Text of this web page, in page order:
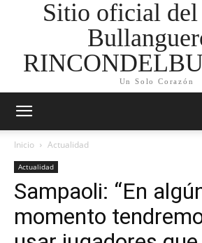
Sitio oficial del
Un Solo Corazón
Inicio Actualidad
Actualidad
Sampaoli: “En
momento